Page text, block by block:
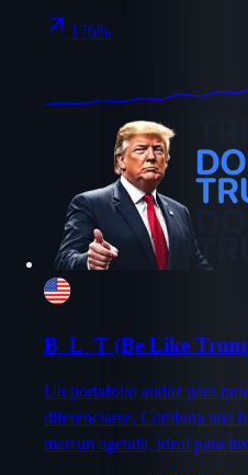
176%
B_L_T (Be Like
Un portafolio audaz para
diferenciarse. Combina una
marcan agenda, ideal para